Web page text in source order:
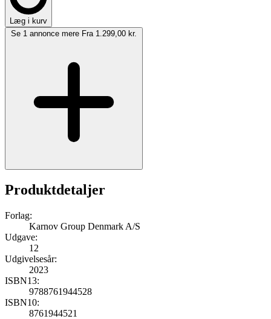
Læg i kurv
Se 1 annonce mere Fra 1.299,00 kr.
Produktdetaljer
Forlag:
Karnov Group Denmark A/S
Udgave:
12
Udgivelsesår:
2023
ISBN13:
9788761944528
ISBN10:
8761944521